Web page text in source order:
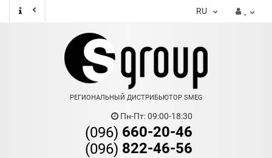
RU
РЕГИОНАЛЬНЫЙ ДИСТРИБЬЮТОР SMEG
Пн-Пт: 09:00-18:30
(096) 660-20-46
(096) 822-46-56